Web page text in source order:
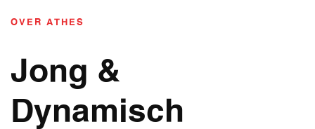
OVER ATHES
Jong &
Dynamisch